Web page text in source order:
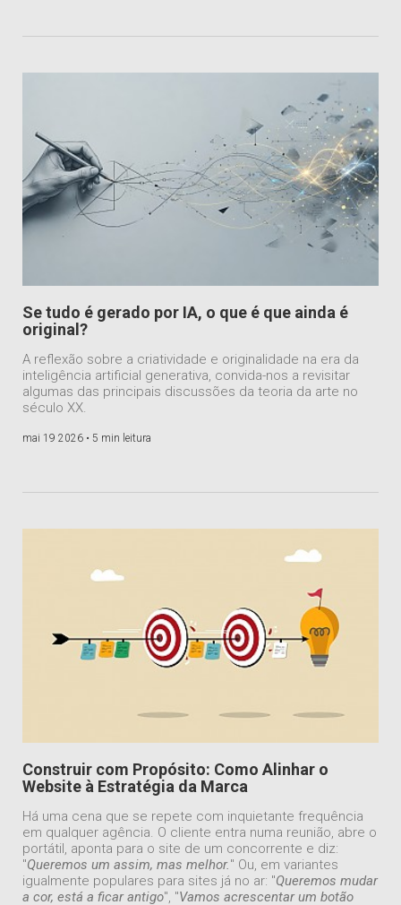
Se tudo é gerado por IA, o que é que ainda é
original?
A reflexão sobre a criatividade e originalidade na era da
inteligência artificial generativa, convida-nos a revisitar
algumas das principais discussões da teoria da arte no
século XX.
mai 19 2026 • 5 min leitura
Construir com Propósito: Como Alinhar o
Website à Estratégia da Marca
Há uma cena que se repete com inquietante frequência
em qualquer agência. O cliente entra numa reunião, abre o
portátil, aponta para o site de um concorrente e diz:
"Queremos um assim, mas melhor." Ou, em variantes
igualmente populares para sites já no ar: "Queremos mudar
a cor, está a ficar antigo", "Vamos acrescentar um botão